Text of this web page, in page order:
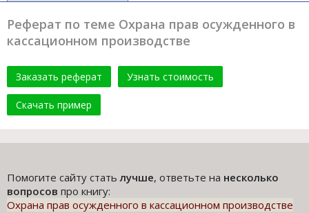
Реферат по теме Охрана прав осужденного в
кассационном производстве
Заказать реферат Узнать стоимость
Скачать пример
Помогите сайту статьлучше, ответьте на несколько
вопросов про книгу:
Охрана прав осужденного в кассационном производстве